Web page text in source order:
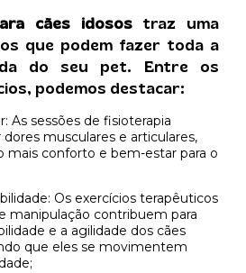
cães idosostraz uma
que podem fazer toda a
do seu pet. Entre os
podemos destacar:
dores musculares e articulares,
mais conforto e bem-estar para o
manipulação contribuem para
e a agilidade dos cães
que eles se movimentem